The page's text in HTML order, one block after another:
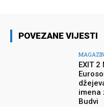
POVEZANE VIJESTI
EXIT 2
imena
Budvi